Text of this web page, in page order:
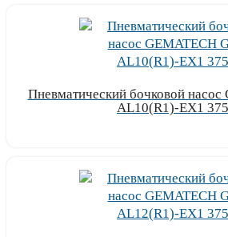
Пневматический бочковой насос
AL10(R1)-EX1